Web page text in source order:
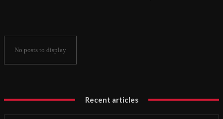
No posts to display
Recent articles